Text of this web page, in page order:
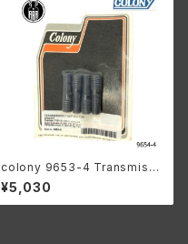
colony 9653-4 Transmissi
on case bottom stud kit
¥5,030